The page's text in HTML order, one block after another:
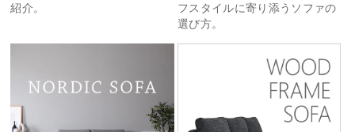
紹介。
フスタイルに寄り添うソファの
選び方。